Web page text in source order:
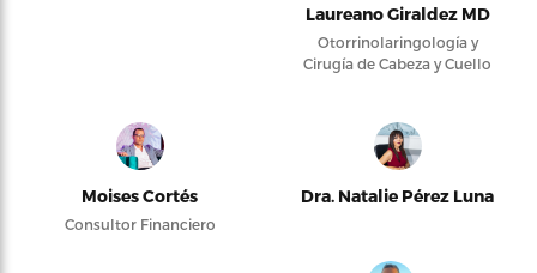
Laureano Giraldez MD
Otorrinolaringología y
Cirugía de Cabeza y Cuello
Moises Cortés
Consultor Financiero
Dra. Natalie Pérez Luna